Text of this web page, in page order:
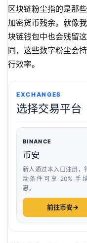
区块链粉尘指的是那
加密货币残余。就像
块链钱包中也会残留
同，这些数字粉尘会
行效率。
EXCHANGES
选择交易平台
BINANCE
币安
新人通过本入口注册，
动条件可享 20% 手
惠。
前往币安→